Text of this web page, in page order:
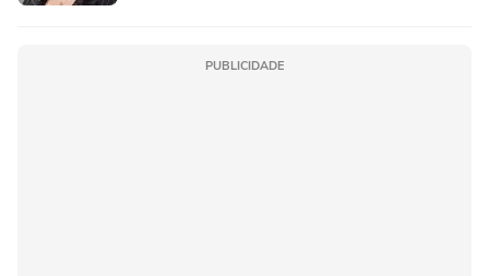
PUBLICIDADE